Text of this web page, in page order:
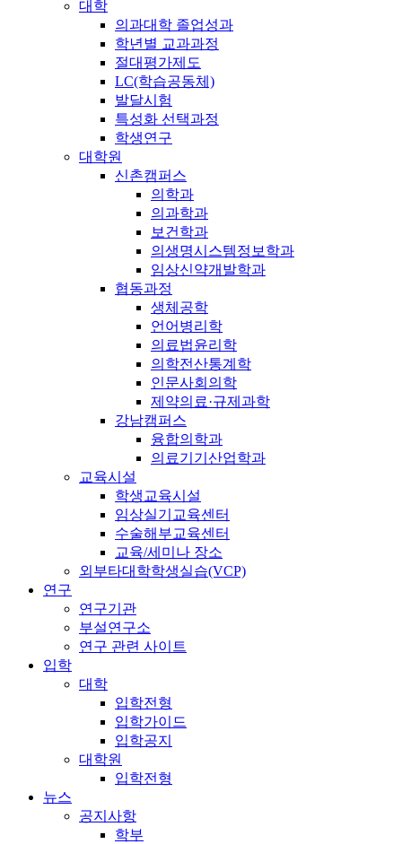
대학
의과대학 졸업성과
학년별 교과과정
절대평가제도
LC(학습공동체)
발달시험
특성화 선택과정
학생연구
대학원
신촌캠퍼스
의학과
의과학과
보건학과
의생명시스템정보학과
임상신약개발학과
협동과정
생체공학
언어병리학
의료법윤리학
의학전산통계학
인문사회의학
제약의료·규제과학
강남캠퍼스
융합의학과
의료기기산업학과
교육시설
학생교육시설
임상실기교육센터
수술해부교육센터
교육/세미나 장소
외부타대학학생실습(VCP)
연구
연구기관
부설연구소
연구 관련 사이트
입학
대학
입학전형
입학가이드
입학공지
대학원
입학전형
뉴스
공지사항
학부